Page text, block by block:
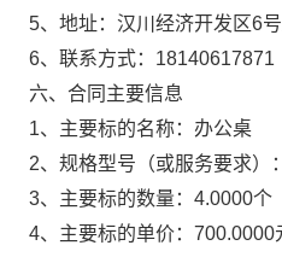
5、地址： 汉川经济开发区6
6、联系方式： 18140617871
六、合同主要信息
1、主要标的名称： 办公桌
2、规格型号（或服务要求）：
3、主要标的数量： 4.0000个
4、主要标的单价： 700.0000